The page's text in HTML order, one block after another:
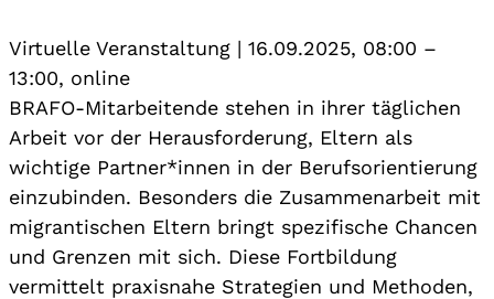
Virtuelle Veranstaltung | 16.09.2025, 08:00 –
13:00, online
BRAFO-Mitarbeitende stehen in ihrer täglichen
Arbeit vor der Herausforderung, Eltern als
wichtige Partner*innen in der Berufsorientierung
einzubinden. Besonders die Zusammenarbeit mit
migrantischen Eltern bringt spezifische Chancen
und Grenzen mit sich. Diese Fortbildung
vermittelt praxisnahe Strategien und Methoden,